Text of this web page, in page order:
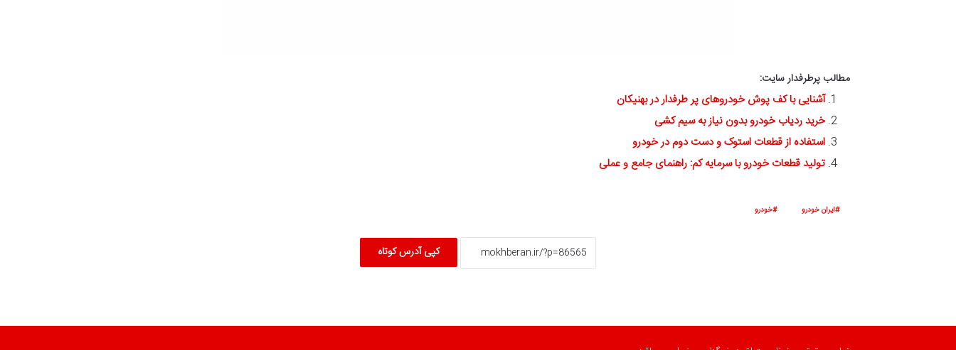
مطالب پرطرفدار سایت:
آشنایی با کف پوش خودروهای پر طرفدار در بهنیکان
خرید ردیاب خودرو بدون نیاز به سیم کشی
استفاده از قطعات استوک و دست دوم در خودرو
تولید قطعات خودرو با سرمایه کم: راهنمای جامع و عملی
ایران خودرو خودرو
کپی آدرس کوتاه